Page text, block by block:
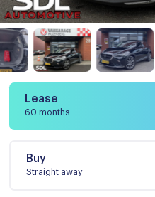
Lease
60 months
Buy
Straight away